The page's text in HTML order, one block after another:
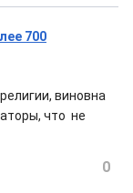
700
виновна
что не
0